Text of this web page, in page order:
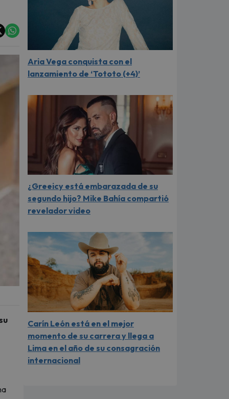
Aria Vega conquista con el
lanzamiento de ‘Tototo (+4)’
¿Greeicy está embarazada de su
segundo hijo? Mike Bahía compartió
revelador video
Carín León está en el mejor
momento de su carrera y llega a
Lima en el año de su consagración
internacional